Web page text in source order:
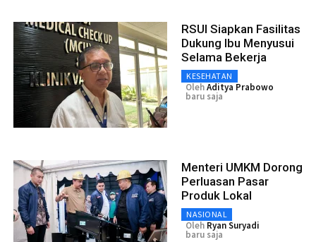
RSUI Siapkan Fasilitas
Dukung Ibu Menyusui
Selama Bekerja
KESEHATAN
OlehAditya Prabowo
baru saja
Menteri UMKM Dorong
Perluasan Pasar
Produk Lokal
NASIONAL
Oleh Ryan Suryadi
baru saja